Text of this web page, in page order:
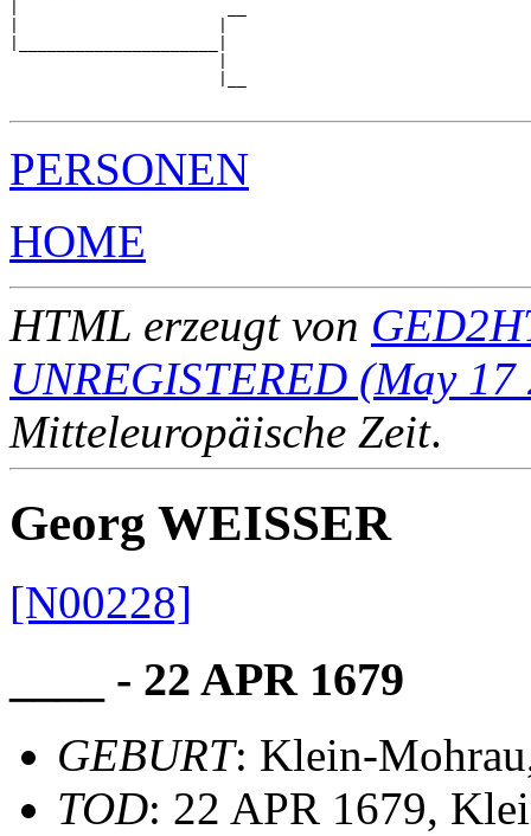
PERSONEN
HOME
HTML erzeugt von
UNREGISTERED (May 17
Mitteleuropäische Zeit.
Georg WEISSER
[N00228]
____ - 22 APR 1679
GEBURT: Klein-
TOD: 22 APR 1679,